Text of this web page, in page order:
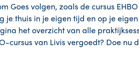
Goes volgen, zoals de cursus
je thuis in je eigen tijd en op je
het overzicht van alle
cursus van Livis vergoedt? Doe nu